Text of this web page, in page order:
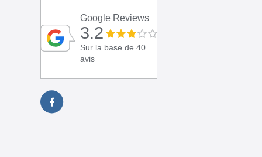
Google Reviews
3.2
Sur la base de 40
avis